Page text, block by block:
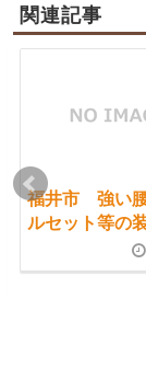
関連記事
福井市 強い
ルセット等の